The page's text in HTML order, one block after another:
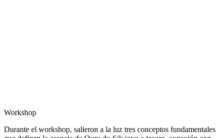
Workshop
Durante el workshop, salieron a la luz tres conceptos fundamentales